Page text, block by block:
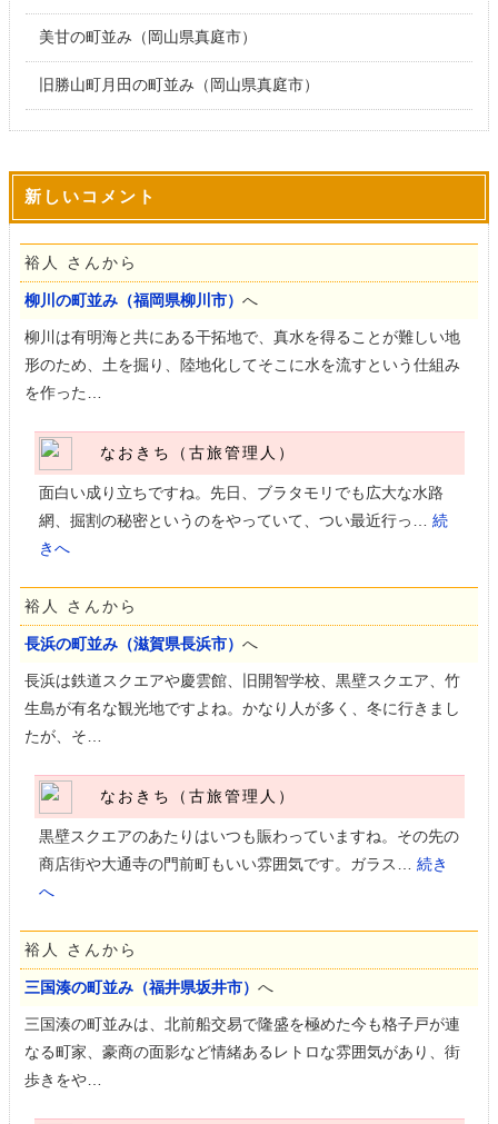
美甘の町並み（岡山県真庭市）
旧勝山町月田の町並み（岡山県真庭市）
新しいコメント
裕人 さんから
柳川の町並み（福岡県柳川市） へ
柳川は有明海と共にある干拓地で、真水を得ることが難しい地
形のため、土を掘り、陸地化してそこに水を流すという仕組み
を作った…
なおきち（古旅管理人）
面白い成り立ちですね。先日、ブラタモリでも広大な水路
網、掘割の秘密というのをやっていて、つい最近行っ… 続
きへ
裕人 さんから
長浜の町並み（滋賀県長浜市） へ
長浜は鉄道スクエアや慶雲館、旧開智学校、黒壁スクエア、竹
生島が有名な観光地ですよね。かなり人が多く、冬に行きまし
たが、そ…
なおきち（古旅管理人）
黒壁スクエアのあたりはいつも賑わっていますね。その先の
商店街や大通寺の門前町もいい雰囲気です。ガラス… 続き
へ
裕人 さんから
三国湊の町並み（福井県坂井市） へ
三国湊の町並みは、北前船交易で隆盛を極めた今も格子戸が連
なる町家、豪商の面影など情緒あるレトロな雰囲気があり、街
歩きをや…